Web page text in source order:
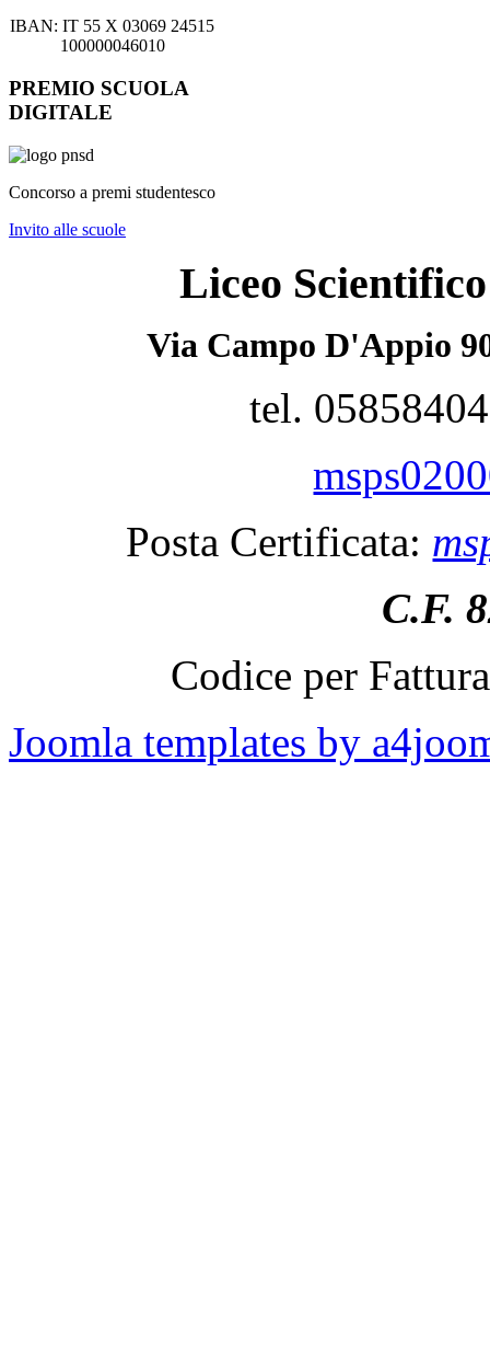
IBAN: IT 55 X 03069 24515
100000046010
PREMIO SCUOLA
DIGITALE
Concorso a premi studentesco
Invito alle scuole
Liceo
Via Campo D'Appio
tel.
Posta Certificata:
C.F.
Codice per
Joomla templates by